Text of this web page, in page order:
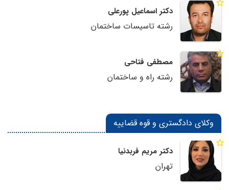
دکتر اسماعیل پورعلی
رشته تاسیسات ساختمان
مصطفی فتاحی
رشته راه و ساختمان
وکلای دادگستری و قوه قضاییه
دکتر مریم فربدنیا
تهران